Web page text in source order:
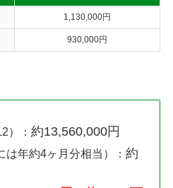
1,130,000円
930,000円
）：約13,560,000円
は年約4ヶ月分相当）：約